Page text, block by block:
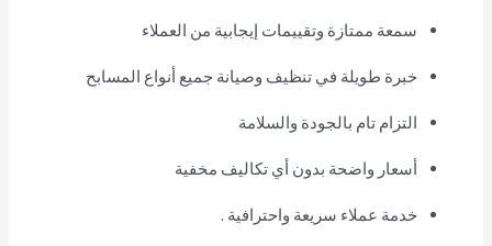
سمعة ممتازة وتقييمات إيجابية من العملاء
خبرة طويلة في تنظيف وصيانة جميع أنواع المسابح
التزام تام بالجودة والسلامة
أسعار واضحة بدون أي تكاليف مخفية
خدمة عملاء سريعة واحترافية .